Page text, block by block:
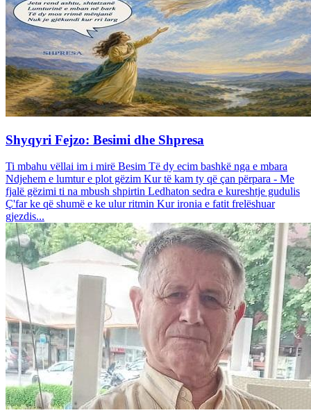
Shyqyri Fejzo: Besimi dhe Shpresa
Ti mbahu vëllai im i mirë Besim Të dy ecim bashkë nga e mbara
Ndjehem e lumtur e plot gëzim Kur të kam ty që çan përpara - Me
fjalë gëzimi ti na mbush shpirtin Ledhaton sedra e kureshtje gudulis
Ç'far ke që shumë e ke ulur ritmin Kur ironia e fatit frelëshuar
gjezdis...